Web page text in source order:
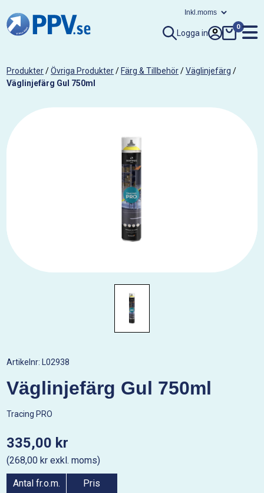
Logga in
0
Produkter/Övriga Produkter/ Färg & Tillbehör/Väglinjefärg /
Väglinjefärg Gul 750ml
Artikelnr: L02938
Väglinjefärg Gul 750ml
Tracing PRO
335,00 kr
(268,00 kr exkl. moms)
Antal fr.o.m.
Pris